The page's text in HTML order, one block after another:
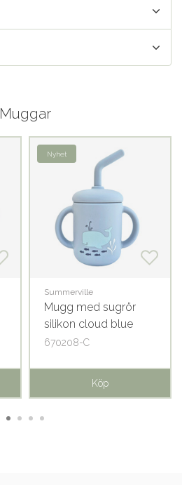
Muggar
Nyhet
Summerville
Mugg med sugrör
silikon cloud blue
ocean
670208-C
Köp